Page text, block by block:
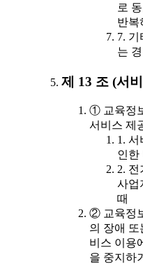
로
반복
7. 기
는
제 13 조 (서
① 교육정
서비스 제
1.
인한
2.
사업
때
② 교육정
의 장애 또
비스 이용
을 중지하